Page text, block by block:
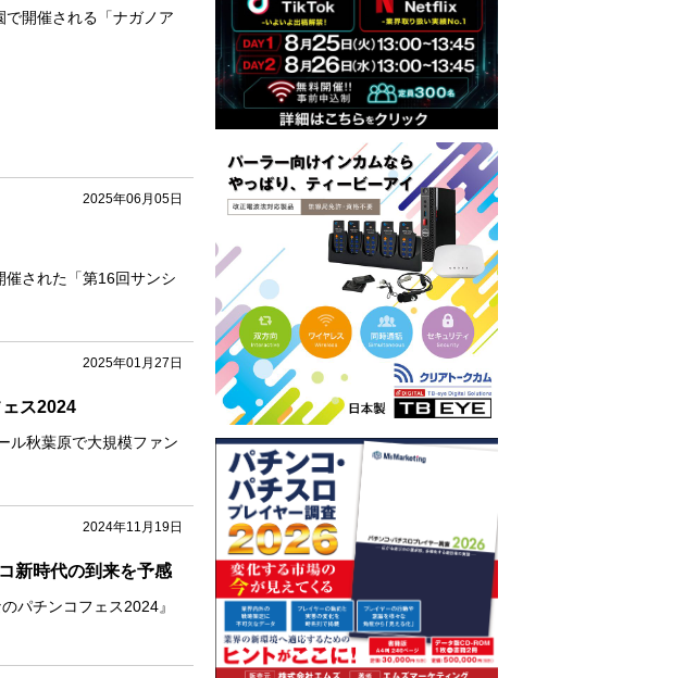
開催される「ナガノア
2025年06月05日
された「第16回サンシ
2025年01月27日
ス2024
ル秋葉原で大規模ファン
2024年11月19日
新時代の到来を予感
パチンコフェス2024』